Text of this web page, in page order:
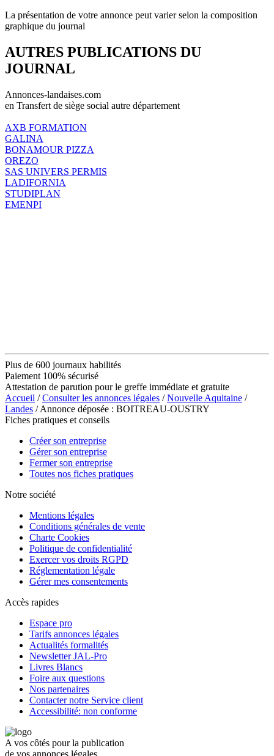
La présentation de votre annonce peut varier selon la composition
graphique du journal
AUTRES PUBLICATIONS DU
JOURNAL
Annonces-landaises.com
en Transfert de siège social autre département
AXB FORMATION
GALINA
BONAMOUR PIZZA
OREZO
SAS UNIVERS PERMIS
LADIFORNIA
STUDIPLAN
EMENPI
Plus de 600 journaux habilités
Paiement 100% sécurisé
Attestation de parution pour le greffe immédiate et gratuite
Accueil /Consulter les annonces légales /Nouvelle Aquitaine /
Landes / Annonce déposée : BOITREAU-OUSTRY
Fiches pratiques et conseils
Créer son entreprise
Gérer son entreprise
Fermer son entreprise
Toutes nos fiches pratiques
Notre société
Mentions légales
Conditions générales de vente
Charte Cookies
Politique de confidentialité
Exercer vos droits RGPD
Réglementation légale
Gérer mes consentements
Accès rapides
Espace pro
Tarifs annonces légales
Actualités formalités
Newsletter JAL-Pro
Livres Blancs
Foire aux questions
Nos partenaires
Contacter notre Service client
Accessibilité: non conforme
A vos côtés pour la publication
de vos annonces légales